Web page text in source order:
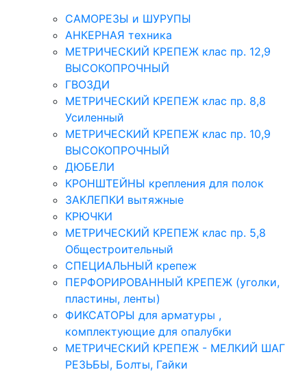
САМОРЕЗЫ и ШУРУПЫ
АНКЕРНАЯ техника
МЕТРИЧЕСКИЙ КРЕПЕЖ клас пр. 12,9
ВЫСОКОПРОЧНЫЙ
ГВОЗДИ
МЕТРИЧЕСКИЙ КРЕПЕЖ клас пр. 8,8
Усиленный
МЕТРИЧЕСКИЙ КРЕПЕЖ клас пр. 10,9
ВЫСОКОПРОЧНЫЙ
ДЮБЕЛИ
КРОНШТЕЙНЫ крепления для полок
ЗАКЛЕПКИ вытяжные
КРЮЧКИ
МЕТРИЧЕСКИЙ КРЕПЕЖ клас пр. 5,8
Общестроительный
СПЕЦИАЛЬНЫЙ крепеж
ПЕРФОРИРОВАННЫЙ КРЕПЕЖ (уголки,
пластины, ленты)
ФИКСАТОРЫ для арматуры ,
комплектующие для опалубки
МЕТРИЧЕСКИЙ КРЕПЕЖ - МЕЛКИЙ ШАГ
РЕЗЬБЫ, Болты, Гайки